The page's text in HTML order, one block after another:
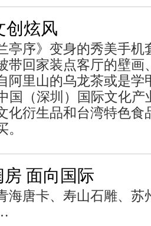
创炫风
亭序》变身的秀美手机
带回家装点客厅的壁画
阿里山的乌龙茶或是学
国（深圳）国际文化
化衍生品和台湾特色食
房 面向国际
海唐卡、寿山石雕、苏